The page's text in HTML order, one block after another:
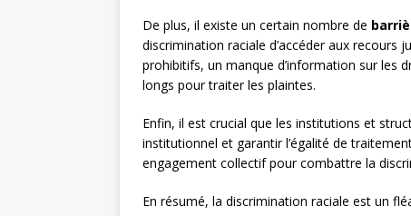
De plus, il existe un certain nombre de
discrimination raciale d’accéder aux recours
prohibitifs, un manque d’information sur les
longs pour traiter les plaintes.
Enfin, il est crucial que les institutions et
institutionnel et garantir l’égalité de
engagement collectif pour combattre la
En résumé, la discrimination raciale est un